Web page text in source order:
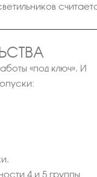
«под ключ». И
4 и 5 группы